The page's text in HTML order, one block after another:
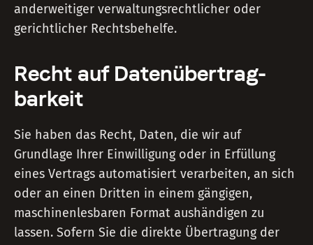
anderweitiger verwaltungsrechtlicher oder
gerichtlicher Rechtsbehelfe.
Recht auf Daten­übertrag­
barkeit
Sie haben das Recht, Daten, die wir auf
Grundlage Ihrer Einwilligung oder in Erfüllung
eines Vertrags automatisiert verarbeiten, an sich
oder an einen Dritten in einem gängigen,
maschinenlesbaren Format aushändigen zu
lassen. Sofern Sie die direkte Übertragung der